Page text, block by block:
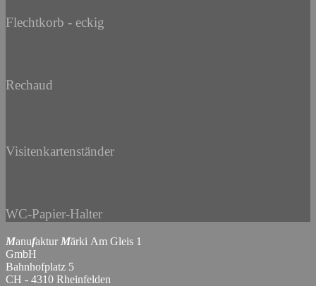
Flechtkorb - eckig
Rechaud
Visitenkartenständer
WC-Papier-Halter
Manufaktur Märki Am Gleis 1
GmbH
Bahnhofplatz 5
CH - 4310 Rheinfelden